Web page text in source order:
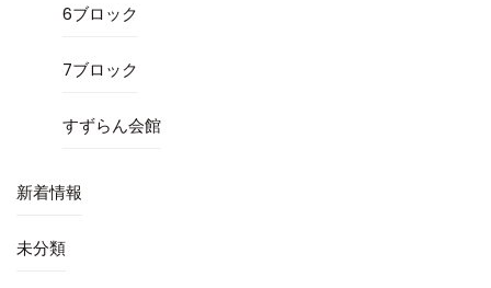
6ブロック
7ブロック
すずらん会館
新着情報
未分類